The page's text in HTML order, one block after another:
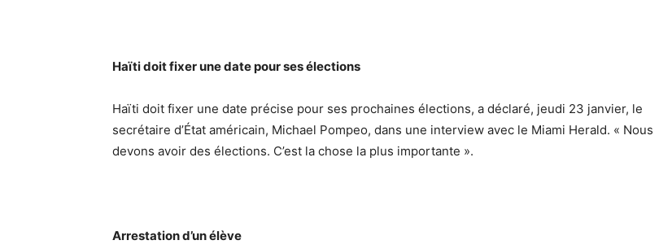
Haïti doit fixer une date pour ses élections
Haïti doit fixer une date précise pour ses prochaines élections, a déclaré, jeudi 23 janvier, le
secrétaire d’État américain, Michael Pompeo, dans une interview avec le Miami Herald. « Nous
devons avoir des élections. C’est la chose la plus importante ».
Arrestation d’un élève